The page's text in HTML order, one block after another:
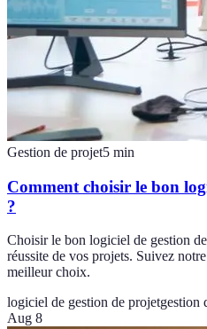
Gestion de projet5 min
Comment choisir le bon
?
Choisir le bon logiciel de gestion
réussite de vos projets. Suivez
meilleur choix.
logiciel de gestion de projetgestion
Aug 8